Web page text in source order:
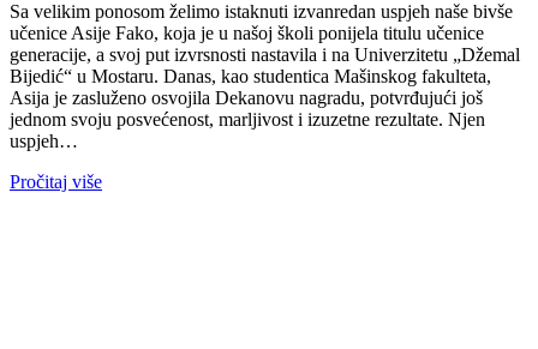
Sa velikim ponosom želimo istaknuti izvanredan uspjeh naše bivše
učenice Asije Fako, koja je u našoj školi ponijela titulu učenice
generacije, a svoj put izvrsnosti nastavila i na Univerzitetu „Džemal
Bijedić“ u Mostaru. Danas, kao studentica Mašinskog fakulteta,
Asija je zasluženo osvojila Dekanovu nagradu, potvrđujući još
jednom svoju posvećenost, marljivost i izuzetne rezultate. Njen
uspjeh…
Pročitaj više